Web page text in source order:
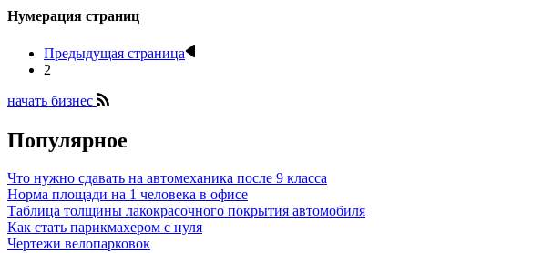
Нумерация страниц
Предыдущая страница
2
начать бизнес
Популярное
Что нужно сдавать на автомеханика после 9 класса
Норма площади на 1 человека в офисе
Таблица толщины лакокрасочного покрытия автомобиля
Как стать парикмахером с нуля
Чертежи велопарковок